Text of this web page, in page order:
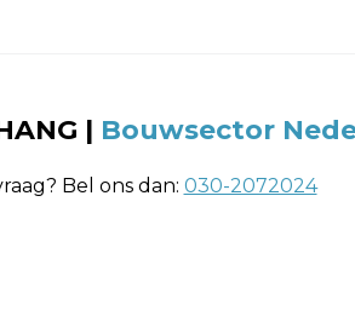
| Bouwsector
Bel ons dan: 030-2072024